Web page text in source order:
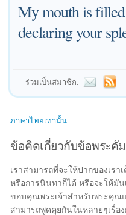
My mouth is
declaring your
ร่วมเป็นสมาชิก:
ภาษาไทยเท่านั้น
ข้อคิดเกี่ยวกับข้อพระคั
เราสามารถที่จะให้ปากของเร
หรือการนินทาก็ได้ หรือจะให้มั
ขอบคุณพระเจ้าสำหรับพระคุณแ
สามารถพูดคุยกันในหลายๆเรื่